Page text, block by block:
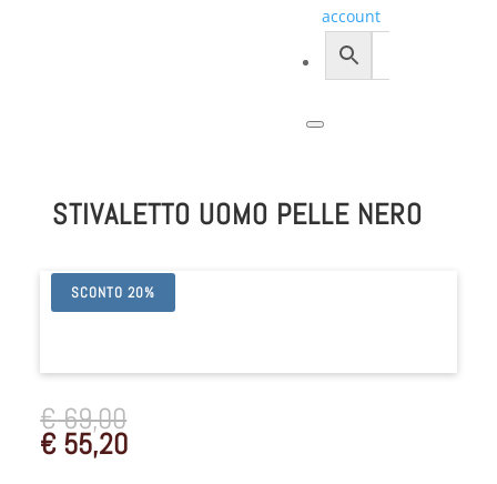
account
STIVALETTO UOMO PELLE NERO
SCONTO 20%
€69,00
€ 55,20